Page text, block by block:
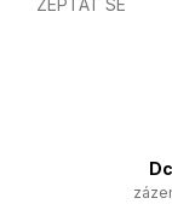
ZEPTAT SE